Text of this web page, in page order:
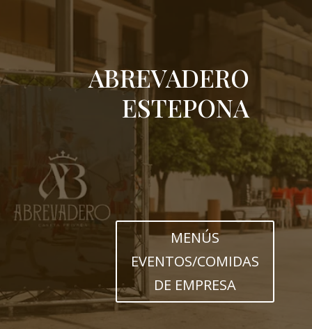
ABREVADERO
ESTEPONA
MENÚS
EVENTOS/COMIDAS
DE EMPRESA